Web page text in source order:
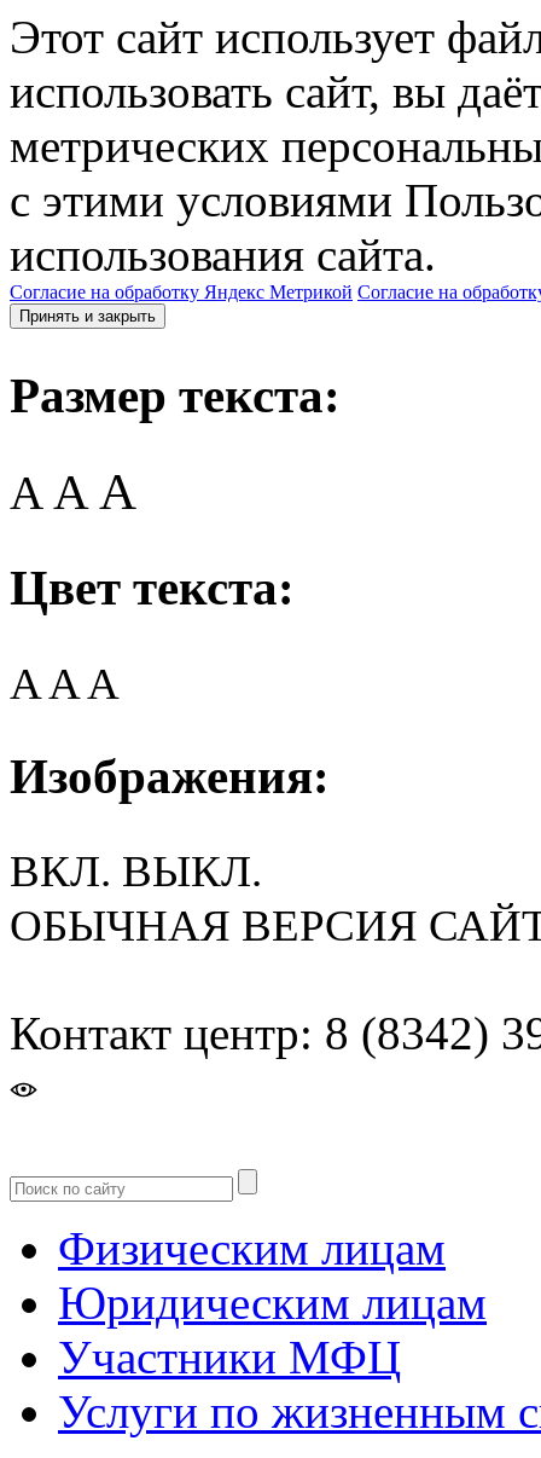
Этот сайт использует
использовать сайт, вы
метрических
с этими условиями
использования сайта.
Согласие на обработку Яндекс Метрикой Согласие на
Принять и закрыть
Размер текста:
A AA
Цвет текста:
AAA
Изображения:
ВКЛ. ВЫКЛ.
ОБЫЧНАЯ ВЕРСИЯ
Контакт центр: 8 (8342)
Физическим лицам
Юридическим лицам
Участники МФЦ
Услуги по жизненным